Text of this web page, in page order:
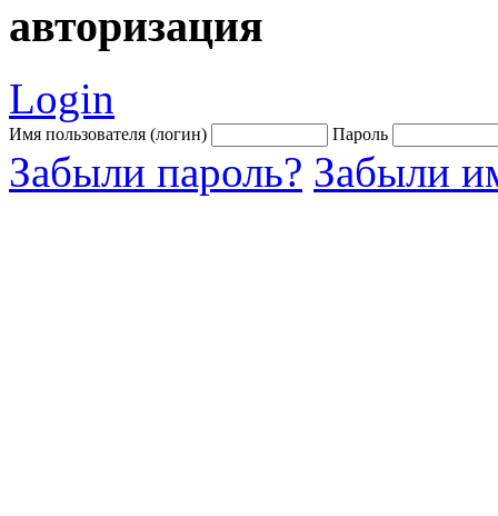
авторизация
Login
Имя пользователя (логин) Пароль
Забыли пароль? Забыли